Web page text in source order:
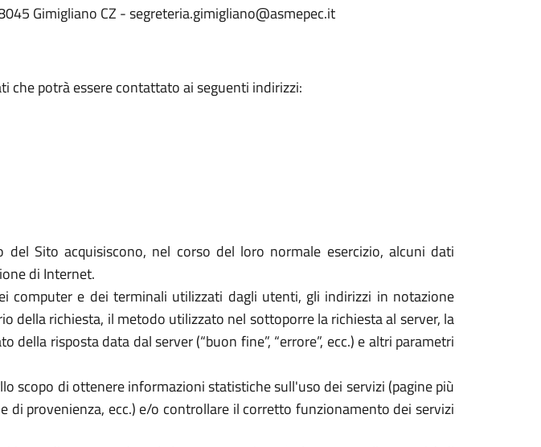
Gimigliano CZ - segreteria.gimigliano@asmepec.it
che potrà essere contattato ai seguenti indirizzi:
Sito acquisiscono, nel corso del loro normale esercizio, alcuni dati
di Internet.
e dei terminali utilizzati dagli utenti, gli indirizzi in notazione
della richiesta, il metodo utilizzato nel sottoporre la richiesta al server, la
risposta data dal server (“buon fine”, “errore”, ecc.) e altri parametri
scopo di ottenere informazioni statistiche sull'uso dei servizi (pagine più
provenienza, ecc.) e/o controllare il corretto funzionamento dei servizi